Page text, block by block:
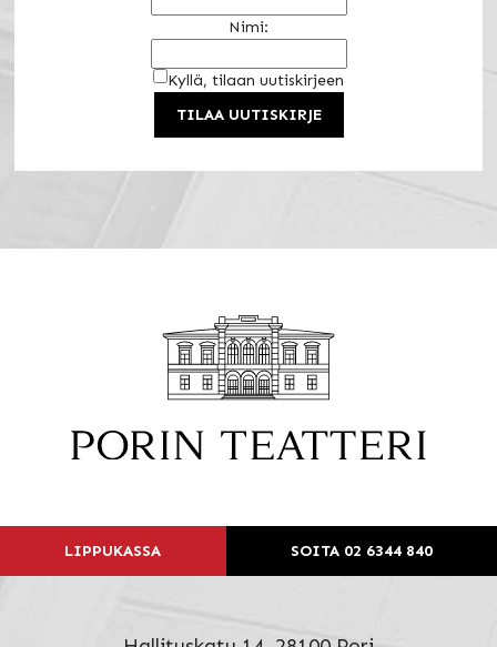
Nimi:
Kyllä, tilaan uutiskirjeen
LIPPUKASSA SOITA 02 6344 840